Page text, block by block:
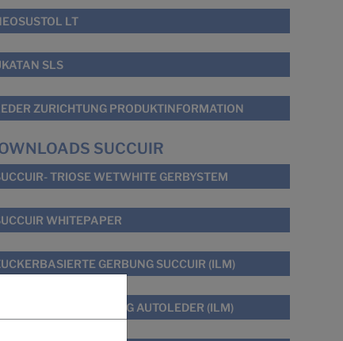
LT
SLS
ZURICHTUNG PRODUKTINFORMATION
SUCCUIR
TRIOSE WETWHITE GERBYSTEM
WHITEPAPER
GERBUNG SUCCUIR (ILM)
GERUCHS- OPTIMIERUNG AUTOLEDER (ILM)